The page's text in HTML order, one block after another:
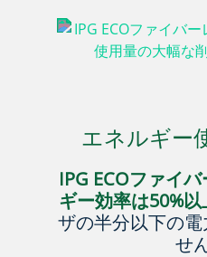
エネルギー
IPG ECOファイ
ギー効率は50%以
ザの半分以下の
せ